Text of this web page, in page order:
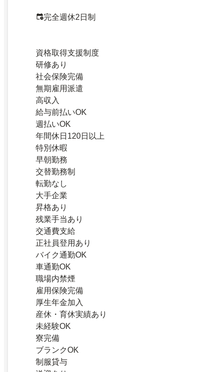
完全週休2日制
資格取得支援制度
研修あり
社会保険完備
無期雇用派遣
高収入
給与前払いOK
週払いOK
年間休日120日以上
特別休暇
早朝勤務
交替勤務制
転勤なし
大手企業
昇格あり
残業手当あり
交通費支給
正社員登用あり
バイク通勤OK
車通勤OK
職場内禁煙
雇用保険完備
厚生年金加入
産休・育休実績あり
未経験OK
寮完備
ブランクOK
制服貸与